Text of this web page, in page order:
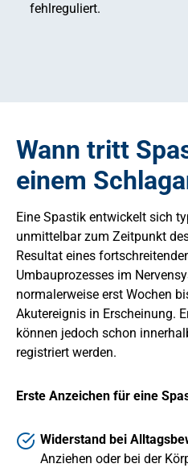
fehlreguliert.
Wann tritt
einem
Eine Spastik entwickelt sich
unmittelbar zum Zeitpunkt
Resultat eines
Umbauprozesses im
normalerweise erst Wochen
Akutereignis in Erscheinung.
können jedoch schon
registriert werden.
Erste Anzeichen für eine
Widerstand bei
Anziehen oder bei der